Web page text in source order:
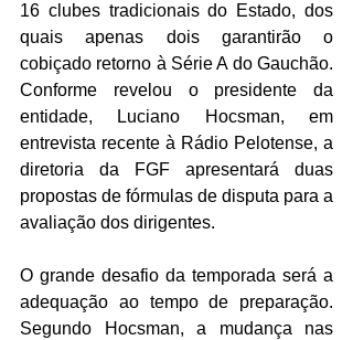
16 clubes tradicionais do Estado, dos
quais apenas dois garantirão o
cobiçado retorno à Série A do Gauchão.
Conforme revelou o presidente da
entidade, Luciano Hocsman, em
entrevista recente à Rádio Pelotense, a
diretoria da FGF apresentará duas
propostas de fórmulas de disputa para a
avaliação dos dirigentes.
O grande desafio da temporada será a
adequação ao tempo de preparação.
Segundo Hocsman, a mudança nas